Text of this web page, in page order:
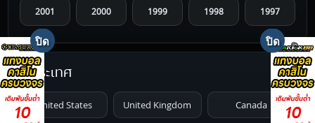
2001 2000 1999 1998 1997
1996 1995 1994 1993 1992
1991 1987
1986 1985 1984 1983 1982
ประเทศ
United States United Kingdom Canada